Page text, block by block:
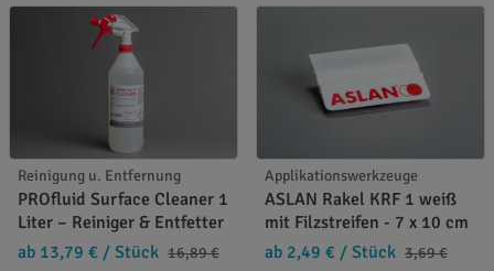
Reinigung u. Entfernung
PROfluid Surface Cleaner 1
Liter – Reiniger & Entfetter
ab 13,79 € / Stück 16,89 €
Applikationswerkzeuge
ASLAN Rakel KRF 1 weiß
mit Filzstreifen - 7 x 10 cm
ab 2,49 € / Stück 3,69 €